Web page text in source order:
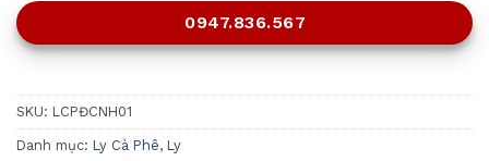
0947.836.567
SKU: LCPĐCNH01
Danh mục: Ly Cà Phê, Ly